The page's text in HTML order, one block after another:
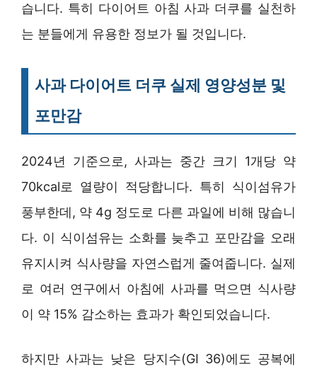
습니다. 특히 다이어트 아침 사과 더쿠를 실천하
는 분들에게 유용한 정보가 될 것입니다.
사과 다이어트 더쿠 실제 영양성분 및
포만감
2024년 기준으로, 사과는 중간 크기 1개당 약
70kcal로 열량이 적당합니다. 특히 식이섬유가
풍부한데, 약 4g 정도로 다른 과일에 비해 많습니
다. 이 식이섬유는 소화를 늦추고 포만감을 오래
유지시켜 식사량을 자연스럽게 줄여줍니다. 실제
로 여러 연구에서 아침에 사과를 먹으면 식사량
이 약 15% 감소하는 효과가 확인되었습니다.
하지만 사과는 낮은 당지수(GI 36)에도 공복에